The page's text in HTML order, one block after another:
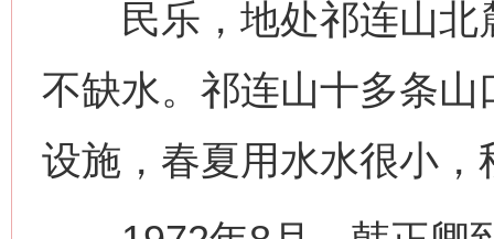
民乐，地处祁连山北
不缺水。祁连山十多条
设施，春夏用水水很小